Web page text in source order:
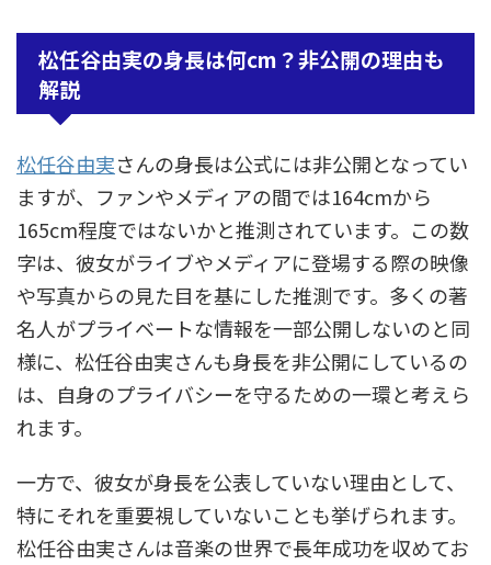
松任谷由実の身長は何cm？非公開の理由も
解説
松任谷由実さんの身長は公式には非公開となってい
ますが、ファンやメディアの間では164cmから
165cm程度ではないかと推測されています。この数
字は、彼女がライブやメディアに登場する際の映像
や写真からの見た目を基にした推測です。多くの著
名人がプライベートな情報を一部公開しないのと同
様に、松任谷由実さんも身長を非公開にしているの
は、自身のプライバシーを守るための一環と考えら
れます。
一方で、彼女が身長を公表していない理由として、
特にそれを重要視していないことも挙げられます。
松任谷由実さんは音楽の世界で長年成功を収めてお